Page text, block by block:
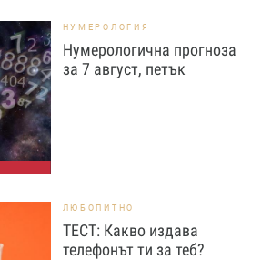
НУМЕРОЛОГИЯ
Нумерологична прогноза
за 7 август, петък
ЛЮБОПИТНО
ТЕСТ: Какво издава
телефонът ти за теб?